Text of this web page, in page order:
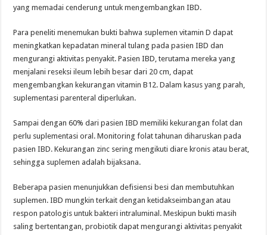
yang memadai cenderung untuk mengembangkan IBD.
Para peneliti menemukan bukti bahwa suplemen vitamin D dapat
meningkatkan kepadatan mineral tulang pada pasien IBD dan
mengurangi aktivitas penyakit. Pasien IBD, terutama mereka yang
menjalani reseksi ileum lebih besar dari 20 cm, dapat
mengembangkan kekurangan vitamin B12. Dalam kasus yang parah,
suplementasi parenteral diperlukan.
Sampai dengan 60% dari pasien IBD memiliki kekurangan folat dan
perlu suplementasi oral. Monitoring folat tahunan diharuskan pada
pasien IBD. Kekurangan zinc sering mengikuti diare kronis atau berat,
sehingga suplemen adalah bijaksana.
Beberapa pasien menunjukkan defisiensi besi dan membutuhkan
suplemen. IBD mungkin terkait dengan ketidakseimbangan atau
respon patologis untuk bakteri intraluminal. Meskipun bukti masih
saling bertentangan, probiotik dapat mengurangi aktivitas penyakit